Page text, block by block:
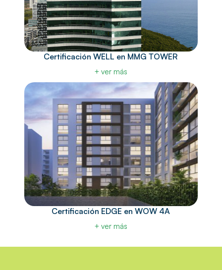
Certificación WELL en MMG TOWER
+ ver más
Certificación EDGE en WOW 4A
+ ver más